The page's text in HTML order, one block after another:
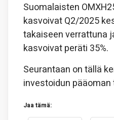
Suomalaisten
kasvoivat Q2/2025
takaiseen verrattuna
kasvoivat peräti 35%.
Seurantaan on tällä
investoidun
Jaa tämä: